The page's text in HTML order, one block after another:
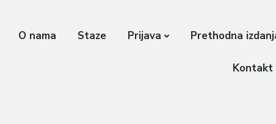
O nama Staze Prijava Prethodna
Kontakt